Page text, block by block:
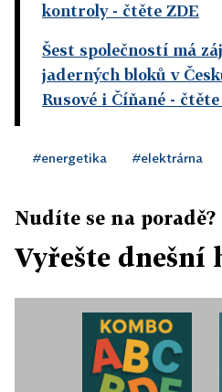
kontroly- čtěte ZDE
Šest společností má
jaderných bloků v
Rusové i Číňané - čtěte
#energetika #elektrárna
Nudíte se na poradě?
Vyřešte dnešní